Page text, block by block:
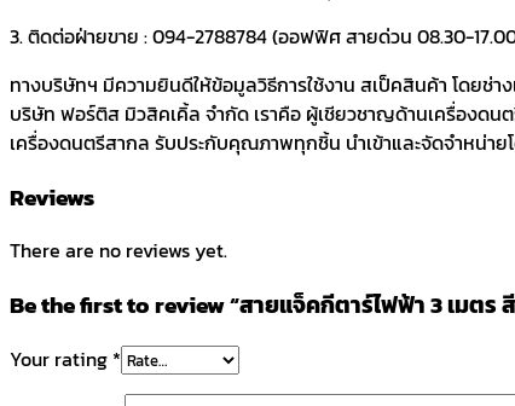
3. ติดต่อฝ่ายขาย : 094-2788784 (ออฟฟิศ สายด่วน 08.30-
ทางบริษัทฯ มีความยินดีให้ข้อมูลวิธีการใช้งาน สเป็คสินค้า โดยช่
บริษัท ฟอร์ติส มิวสิคเคิ้ล จำกัด เราคือ ผู้เชียวชาญด้านเครื่องดน
เครื่องดนตรีสากล รับประกับคุณภาพทุกชิ้น นำเข้าและจัดจำหน่า
Reviews
There are no reviews yet.
Be the first to review “สายแจ็คกีตาร์ไฟฟ้า 3 เมตร
Your rating *